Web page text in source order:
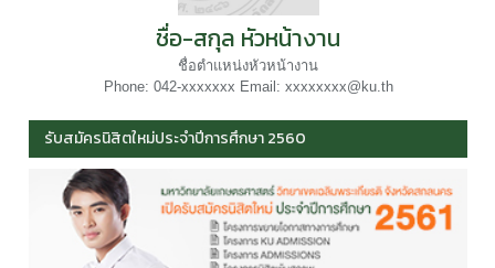
ชื่อ-สกุล หัวหน้างาน
ชื่อตำแหน่งหัวหน้างาน
Phone: 042-xxxxxxx Email: xxxxxxxx@ku.th
รับสมัครนิสิตใหม่ประจำปีการศึกษา 2560